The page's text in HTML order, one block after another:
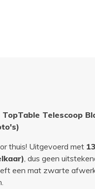
Telescoop
thuis! Uitgevoerd met
, dus geen
een mat zwarte